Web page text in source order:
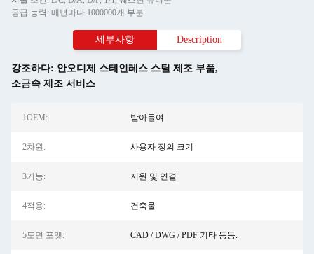
공급 능력: 매년마다 1000000개 부분
세부사항 Description
강조하다: 안오디제 스테인레스 스틸 제조 부품,
소금속 제조 서비스
1OEM: 받아들여
2차원: 사용자 정의 크기
3기능: 지원 및 연결
4적용: 건축물
5도면 포맷: CAD / DWG / PDF 기타 등등.